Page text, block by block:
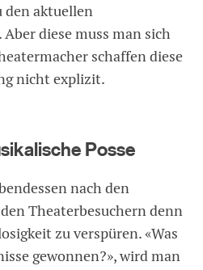
den aktuellen
diese muss man sich
schaffen diese
nicht explizit.
Posse
nach den
Theaterbesuchern denn
zu verspüren. «Was
gewonnen?», wird man